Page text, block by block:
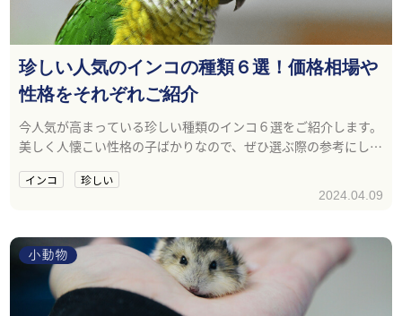
珍しい人気のインコの種類６選！価格相場や
性格をそれぞれご紹介
今人気が高まっている珍しい種類のインコ６選をご紹介します。
美しく人懐こい性格の子ばかりなので、ぜひ選ぶ際の参考にして
インコ 珍しい
2024.04.09
小動物